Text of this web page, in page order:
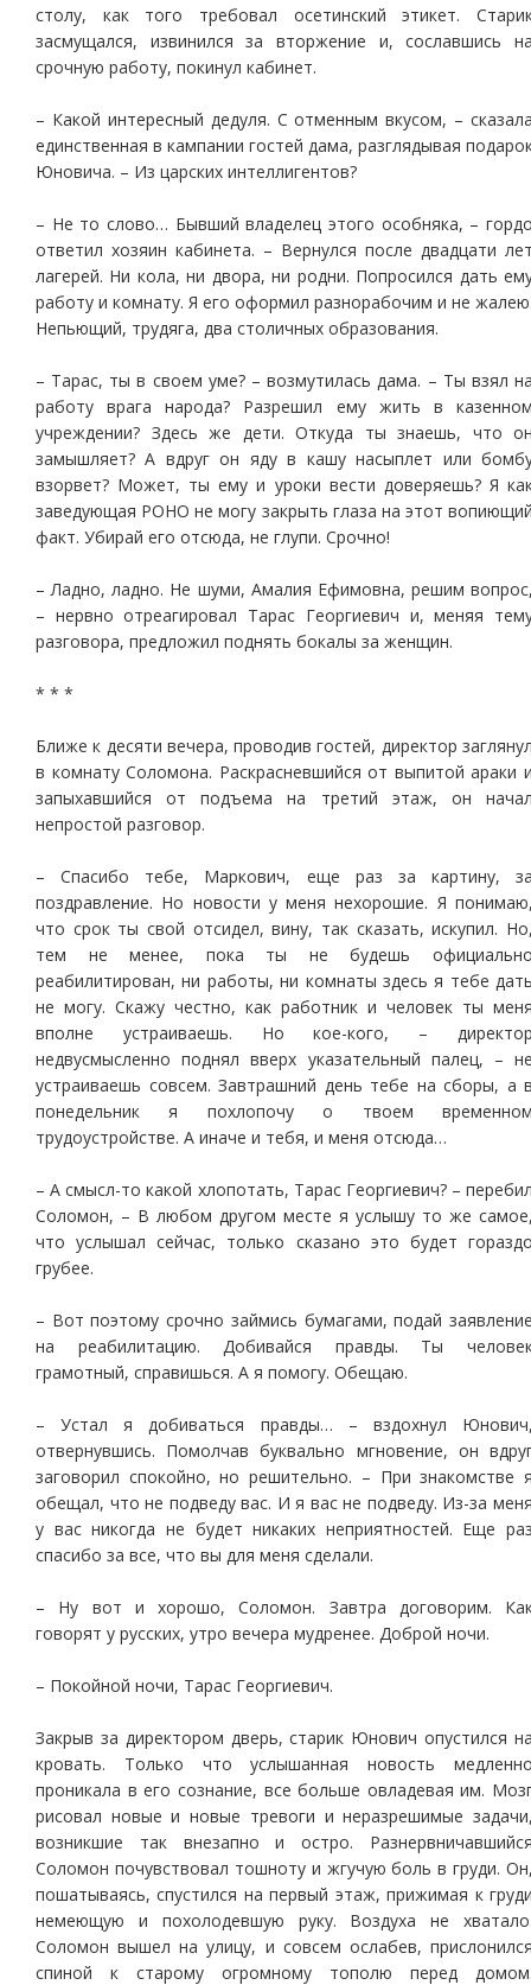
столу, как того требовал осетинский этикет.
засмущался, извинился за вторжение и, сославшись
срочную работу, покинул кабинет.
– Какой интересный дедуля. С отменным вкусом, –
единственная в кампании гостей дама, разглядывая
Юновича. – Из царских интеллигентов?
– Не то слово… Бывший владелец этого особняка, –
ответил хозяин кабинета. – Вернулся после двадцати
лагерей. Ни кола, ни двора, ни родни. Попросился дать
работу и комнату. Я его оформил разнорабочим и не
Непьющий, трудяга, два столичных образования.
– Тарас, ты в своем уме? – возмутилась дама. – Ты взял
работу врага народа? Разрешил ему жить в
учреждении? Здесь же дети. Откуда ты знаешь, что
замышляет? А вдруг он яду в кашу насыплет или
взорвет? Может, ты ему и уроки вести доверяешь? Я
заведующая РОНО не могу закрыть глаза на этот
факт. Убирай его отсюда, не глупи. Срочно!
– Ладно, ладно. Не шуми, Амалия Ефимовна, решим
– нервно отреагировал Тарас Георгиевич и, меняя
разговора, предложил поднять бокалы за женщин.
* * *
Ближе к десяти вечера, проводив гостей, директор
в комнату Соломона. Раскрасневшийся от выпитой араки
запыхавшийся от подъема на третий этаж, он
непростой разговор.
– Спасибо тебе, Маркович, еще раз за картину,
поздравление. Но новости у меня нехорошие. Я
что срок ты свой отсидел, вину, так сказать, искупил.
тем не менее, пока ты не будешь
реабилитирован, ни работы, ни комнаты здесь я тебе
не могу. Скажу честно, как работник и человек ты
вполне устраиваешь. Но кое-кого, –
недвусмысленно поднял вверх указательный палец, –
устраиваешь совсем. Завтрашний день тебе на сборы, а
понедельник я похлопочу о твоем
трудоустройстве. А иначе и тебя, и меня отсюда…
– А смысл-то какой хлопотать, Тарас Георгиевич? –
Соломон, – В любом другом месте я услышу то же
что услышал сейчас, только сказано это будет
грубее.
– Вот поэтому срочно займись бумагами, подай
на реабилитацию. Добивайся правды. Ты
грамотный, справишься. А я помогу. Обещаю.
– Устал я добиваться правды… – вздохнул
отвернувшись. Помолчав буквально мгновение, он
заговорил спокойно, но решительно. – При знакомстве
обещал, что не подведу вас. И я вас не подведу. Из-за
у вас никогда не будет никаких неприятностей. Еще
спасибо за все, что вы для меня сделали.
– Ну вот и хорошо, Соломон. Завтра договорим.
говорят у русских, утро вечера мудренее. Доброй ночи.
– Покойной ночи, Тарас Георгиевич.
Закрыв за директором дверь, старик Юнович опустился
кровать. Только что услышанная новость
проникала в его сознание, все больше овладевая им.
рисовал новые и новые тревоги и неразрешимые
возникшие так внезапно и остро.
Соломон почувствовал тошноту и жгучую боль в груди.
пошатываясь, спустился на первый этаж, прижимая к
немеющую и похолодевшую руку. Воздуха не
Соломон вышел на улицу, и совсем ослабев,
спиной к старому огромному тополю перед